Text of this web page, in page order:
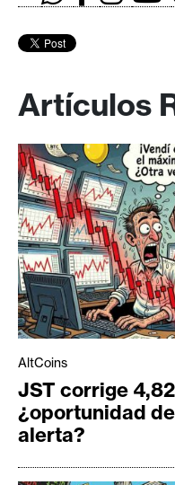
Artículos
AltCoins
JST corrige
¿oportunidad
alerta?